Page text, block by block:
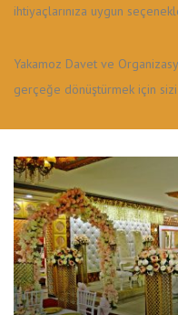
ihtiyaçlarınıza uygun
Yakamoz Davet ve
gerçeğe dönüştürmek için